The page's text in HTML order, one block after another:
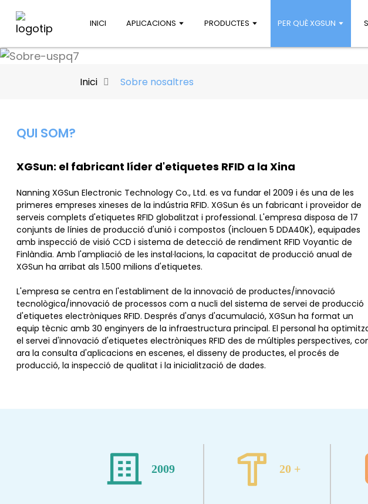
INICI APLICACIONS PRODUCTES PER QUÈ XGSUN
Inici Sobre nosaltres
QUI SOM?
XGSun: el fabricant líder d'etiquetes RFID a la Xina
Nanning XGSun Electronic Technology Co., Ltd. es va fundar el 2009 i és una de les
primeres empreses xineses de la indústria RFID. XGSun és un fabricant i proveïdor de
serveis complets d'etiquetes RFID globalitzat i professional. L'empresa disposa de 17
conjunts de línies de producció d'unió i compostos (inclouen 5 DDA40K), equipades
amb inspecció de visió CCD i sistema de detecció de rendiment RFID Voyantic de
Finlàndia. Amb l'ampliació de les instal·lacions, la capacitat de producció anual de
XGSun ha arribat als 1.500 milions d'etiquetes.
L'empresa se centra en l'establiment de la innovació de productes/innovació
tecnològica/innovació de processos com a nucli del sistema de servei de producció
d'etiquetes electròniques RFID. Després d'anys d'acumulació, XGSun ha format un
equip tècnic amb 30 enginyers de la infraestructura principal. El personal ha
el servei d'innovació d'etiquetes electròniques RFID des de múltiples perspectives,
ara la consulta d'aplicacions en escenes, el disseny de productes, el procés de
producció, la inspecció de qualitat i la inicialització de dades.
2009 20 +